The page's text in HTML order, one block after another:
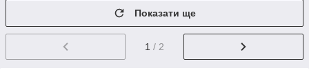
Показати ще
1 / 2